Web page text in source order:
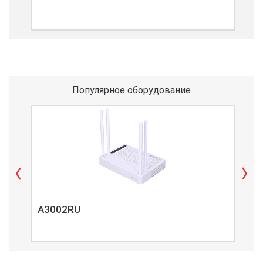
Популярное оборудование
A3002RU